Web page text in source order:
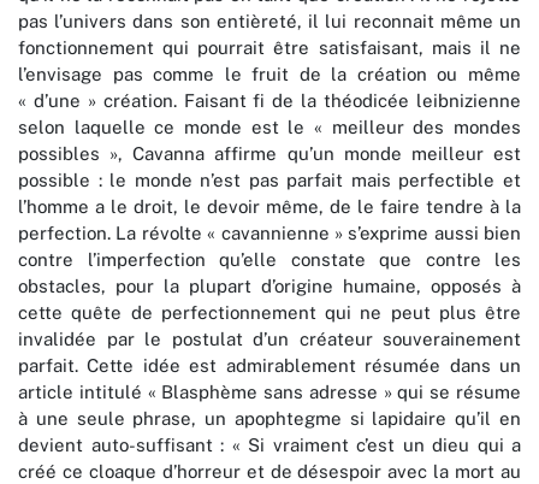
pas l’univers dans son entièreté, il lui reconnait même un
fonctionnement qui pourrait être satisfaisant, mais il ne
l’envisage pas comme le fruit de la création ou même
« d’une » création. Faisant fi de la théodicée leibnizienne
selon laquelle ce monde est le « meilleur des mondes
possibles », Cavanna affirme qu’un monde meilleur est
possible : le monde n’est pas parfait mais perfectible et
l’homme a le droit, le devoir même, de le faire tendre à la
perfection. La révolte « cavannienne » s’exprime aussi bien
contre l’imperfection qu’elle constate que contre les
obstacles, pour la plupart d’origine humaine, opposés à
cette quête de perfectionnement qui ne peut plus être
invalidée par le postulat d’un créateur souverainement
parfait. Cette idée est admirablement résumée dans un
article intitulé « Blasphème sans adresse » qui se résume
à une seule phrase, un apophtegme si lapidaire qu’il en
devient auto-suffisant : « Si vraiment c’est un dieu qui a
créé ce cloaque d’horreur et de désespoir avec la mort au